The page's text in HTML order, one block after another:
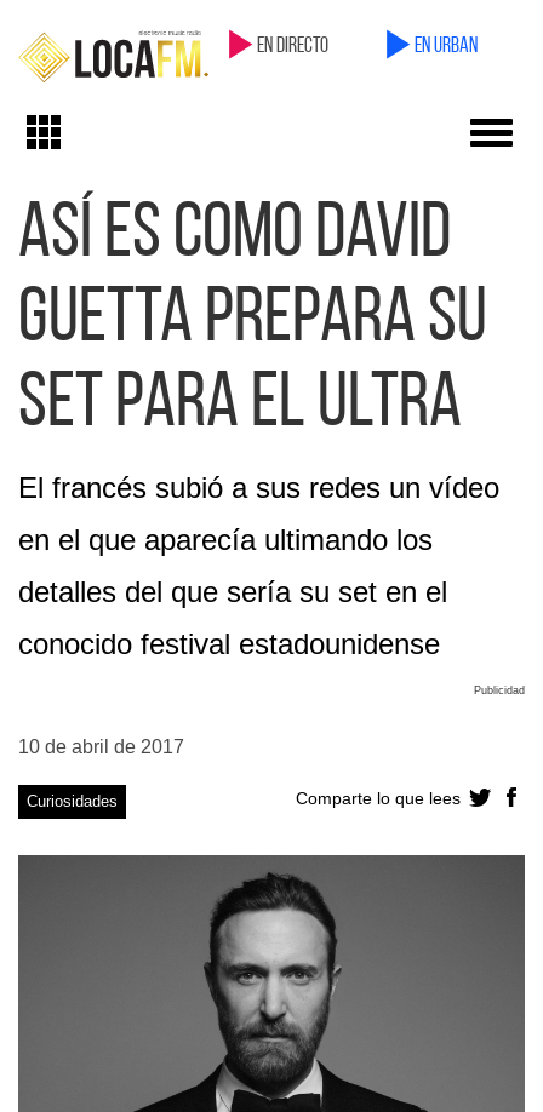
en directo en Urban
Toggle
Así es como David
Guetta prepara su
set para el Ultra
El francés subió a sus redes un vídeo
en el que aparecía ultimando los
detalles del que sería su set en el
conocido festival estadounidense
Publicidad
10 de abril de 2017
Curiosidades Comparte lo que lees